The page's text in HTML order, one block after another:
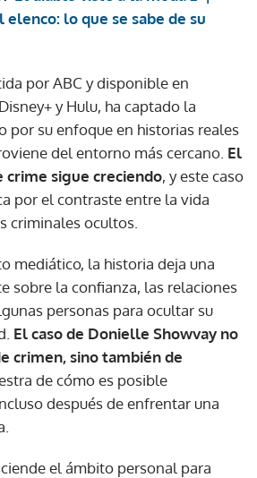
elenco: lo que se sabe de su
por ABC y disponible en
y Hulu, ha captado la
por su enfoque en historias reales
del entorno más cercano. El
sigue creciendo, y este caso
por el contraste entre la vida
criminales ocultos.
mediático, la historia deja una
sobre la confianza, las relaciones
personas para ocultar su
El caso de Donielle Showvay no
crimen, sino también de
de cómo es posible
después de enfrentar una
el ámbito personal para